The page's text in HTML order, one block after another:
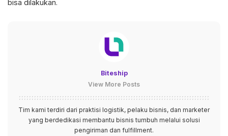
bisa dilakukan.
Biteship
View More Posts
Tim kami terdiri dari praktisi logistik, pelaku bisnis, dan marketer
yang berdedikasi membantu bisnis tumbuh melalui solusi
pengiriman dan fulfillment.